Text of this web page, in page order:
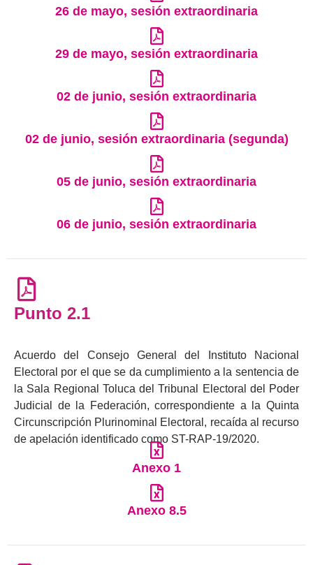
26 de mayo, sesión extraordinaria
29 de mayo, sesión extraordinaria
02 de junio, sesión extraordinaria
02 de junio, sesión extraordinaria (segunda)
05 de junio, sesión extraordinaria
06 de junio, sesión extraordinaria
Punto 2.1
Acuerdo del Consejo General del Instituto Nacional
Electoral por el que se da cumplimiento a la sentencia de
la Sala Regional Toluca del Tribunal Electoral del Poder
Judicial de la Federación, correspondiente a la Quinta
Circunscripción Plurinominal Electoral, recaída al recurso
de apelación identificado como ST-RAP-19/2020.
Anexo 1
Anexo 8.5